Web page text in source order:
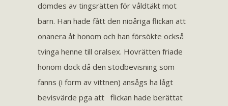
dömdes av tingsrätten för våldtäkt mot
barn. Han hade fått den nioåriga flickan att
onanera åt honom och han försökte också
tvinga henne till oralsex. Hovrätten friade
honom dock då den stödbevisning som
fanns (i form av vittnen) ansågs ha lågt
bevisvärde pga att flickan hade berättat